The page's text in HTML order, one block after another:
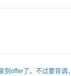
到offer了，不过要背